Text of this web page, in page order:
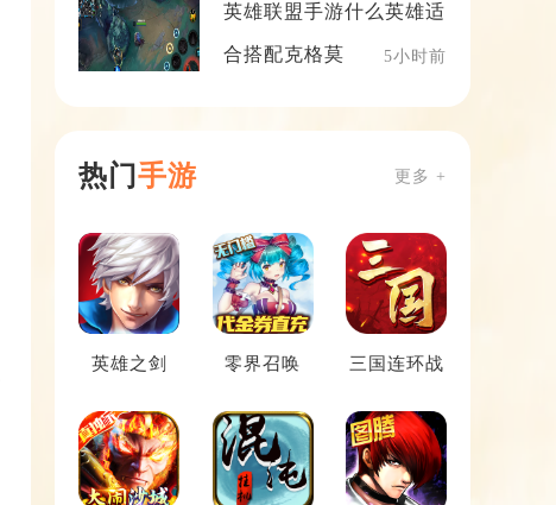
英雄联盟手游什么英雄适
合搭配克格莫 5小时前
热门手游 更多 +
英雄之剑 零界召唤 三国连环战